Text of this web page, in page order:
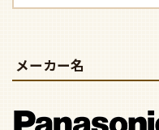
メーカー名